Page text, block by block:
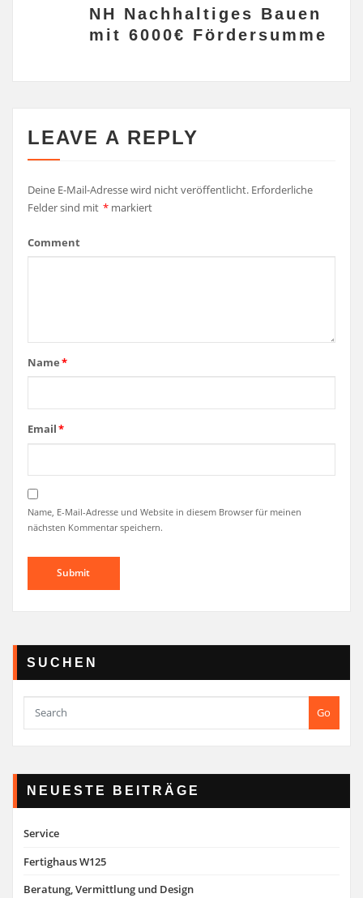
NH Nachhaltiges Bauen
mit 6000€ Fördersumme
LEAVE A REPLY
Deine E-Mail-Adresse wird nicht veröffentlicht. Erforderliche
Felder sind mit * markiert
Comment
Name*
Email*
Name, E-Mail-Adresse und Website in diesem Browser für meinen
nächsten Kommentar speichern.
SUCHEN
Go
NEUESTE BEITRÄGE
Service
Fertighaus W125
Beratung, Vermittlung und Design